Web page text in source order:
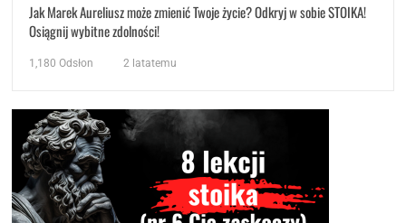
Jak Marek Aureliusz może zmienić Twoje życie? Odkryj w sobie STOIKA!
Osiągnij wybitne zdolności!
1,180 Odsłon 2 latatemu